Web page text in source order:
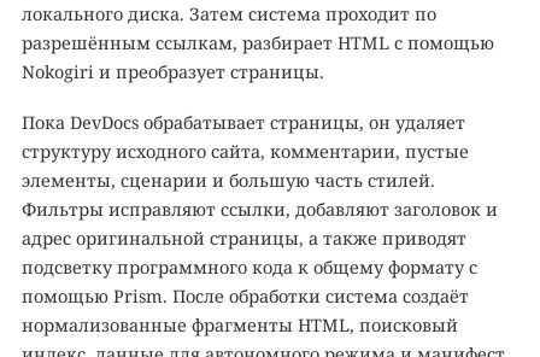
локального диска. Затем система проходит по
разрешённым ссылкам, разбирает HTML с помощью
Nokogiri и преобразует страницы.
Пока DevDocs обрабатывает страницы, он удаляет
структуру исходного сайта, комментарии, пустые
элементы, сценарии и большую часть стилей.
Фильтры исправляют ссылки, добавляют заголовок и
адрес оригинальной страницы, а также приводят
подсветку программного кода к общему формату с
помощью Prism. После обработки система создаёт
нормализованные фрагменты HTML, поисковый